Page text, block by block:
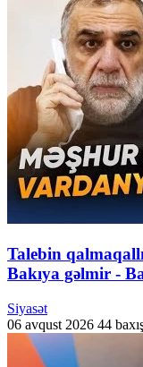
Talebin
Bakıya gəlmir -
Siyasət
06 avqust 2026 44